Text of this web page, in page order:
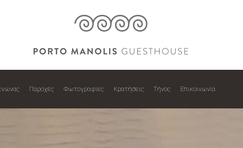
Παροχές Φωτογραφίες Κρατήσεις Τήνος Επικοινωνία